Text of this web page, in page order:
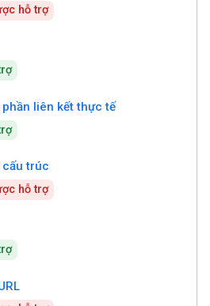
hỗ trợ
liên kết thực tế
trúc
hỗ trợ